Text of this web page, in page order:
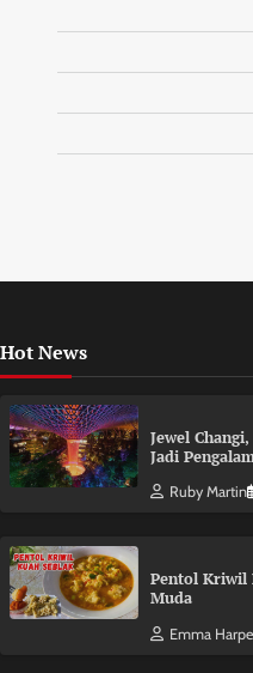
Hot News
Jewel
Jadi
Ruby Martin
Pentol Kriwil
Muda
Emma